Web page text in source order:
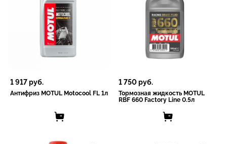
1 917руб.
Антифриз MOTUL Motocool FL 1л
1 750руб.
Тормозная жидкость MOTUL
RBF 660 Factory Line 0.5л